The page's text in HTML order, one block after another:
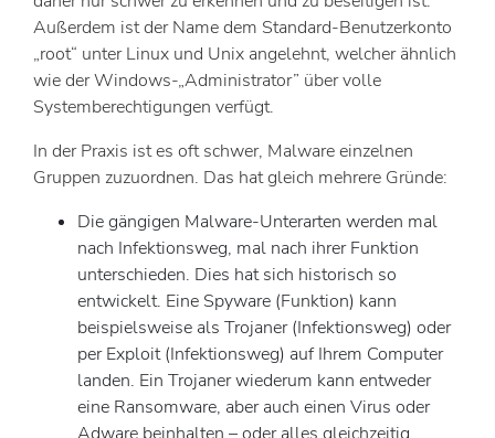
Außerdem ist der Name dem Standard-Benutzerkonto
„root“ unter Linux und Unix angelehnt, welcher ähnlich
wie der Windows-„Administrator” über volle
Systemberechtigungen verfügt.
In der Praxis ist es oft schwer, Malware einzelnen
Gruppen zuzuordnen. Das hat gleich mehrere Gründe:
Die gängigen Malware-Unterarten werden mal
nach Infektionsweg, mal nach ihrer Funktion
unterschieden. Dies hat sich historisch so
entwickelt. Eine Spyware (Funktion) kann
beispielsweise als Trojaner (Infektionsweg) oder
per Exploit (Infektionsweg) auf Ihrem Computer
landen. Ein Trojaner wiederum kann entweder
eine Ransomware, aber auch einen Virus oder